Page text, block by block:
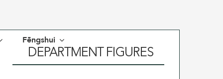
Fēngshui
DEPARTMENT FIGURES